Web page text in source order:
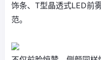
饰条、T型晶透式LED前
范。